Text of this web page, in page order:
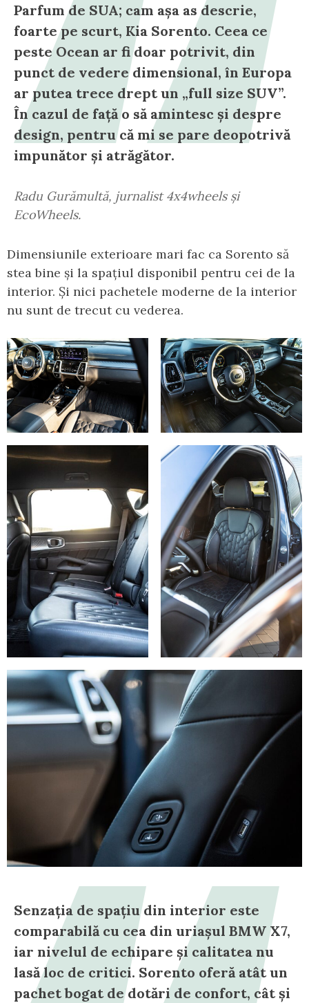
Parfum de SUA; cam așa as descrie,
foarte pe scurt, Kia Sorento. Ceea ce
peste Ocean ar fi doar potrivit, din
punct de vedere dimensional, în Europa
ar putea trece drept un „full size SUV”.
În cazul de față o să amintesc și despre
design, pentru că mi se pare deopotrivă
impunător și atrăgător.
Radu Gurămultă, jurnalist 4x4wheels și
EcoWheels.
Dimensiunile exterioare mari fac ca Sorento să
stea bine și la spațiul disponibil pentru cei de la
interior. Și nici pachetele moderne de la interior
nu sunt de trecut cu vederea.
Senzația de spațiu din interior este
comparabilă cu cea din uriașul BMW X7,
iar nivelul de echipare și calitatea nu
lasă loc de critici. Sorento oferă atât un
pachet bogat de dotări de confort, cât și